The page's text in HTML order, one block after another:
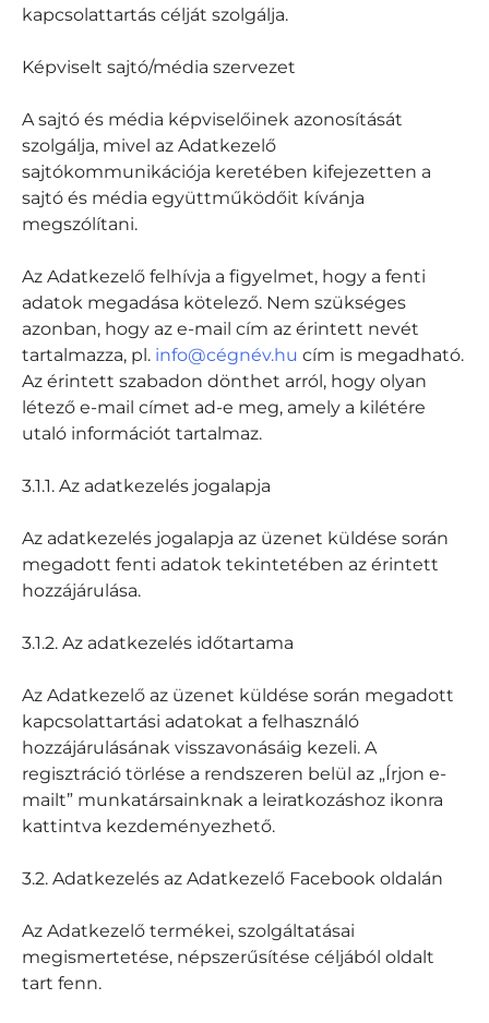
kapcsolattartás célját szolgálja.
Képviselt sajtó/média szervezet
A sajtó és média képviselőinek azonosítását
szolgálja, mivel az Adatkezelő
sajtókommunikációja keretében kifejezetten a
sajtó és média együttműködőit kívánja
megszólítani.
Az Adatkezelő felhívja a figyelmet, hogy a fenti
adatok megadása kötelező. Nem szükséges
azonban, hogy az e-mail cím az érintett nevét
tartalmazza, pl. info@cégnév.hu cím is megadható.
Az érintett szabadon dönthet arról, hogy olyan
létező e-mail címet ad-e meg, amely a kilétére
utaló információt tartalmaz.
3.1.1. Az adatkezelés jogalapja
Az adatkezelés jogalapja az üzenet küldése során
megadott fenti adatok tekintetében az érintett
hozzájárulása.
3.1.2. Az adatkezelés időtartama
Az Adatkezelő az üzenet küldése során megadott
kapcsolattartási adatokat a felhasználó
hozzájárulásának visszavonásáig kezeli. A
regisztráció törlése a rendszeren belül az „Írjon e-
mailt” munkatársainknak a leiratkozáshoz ikonra
kattintva kezdeményezhető.
3.2. Adatkezelés az Adatkezelő Facebook oldalán
Az Adatkezelő termékei, szolgáltatásai
megismertetése, népszerűsítése céljából oldalt
tart fenn.